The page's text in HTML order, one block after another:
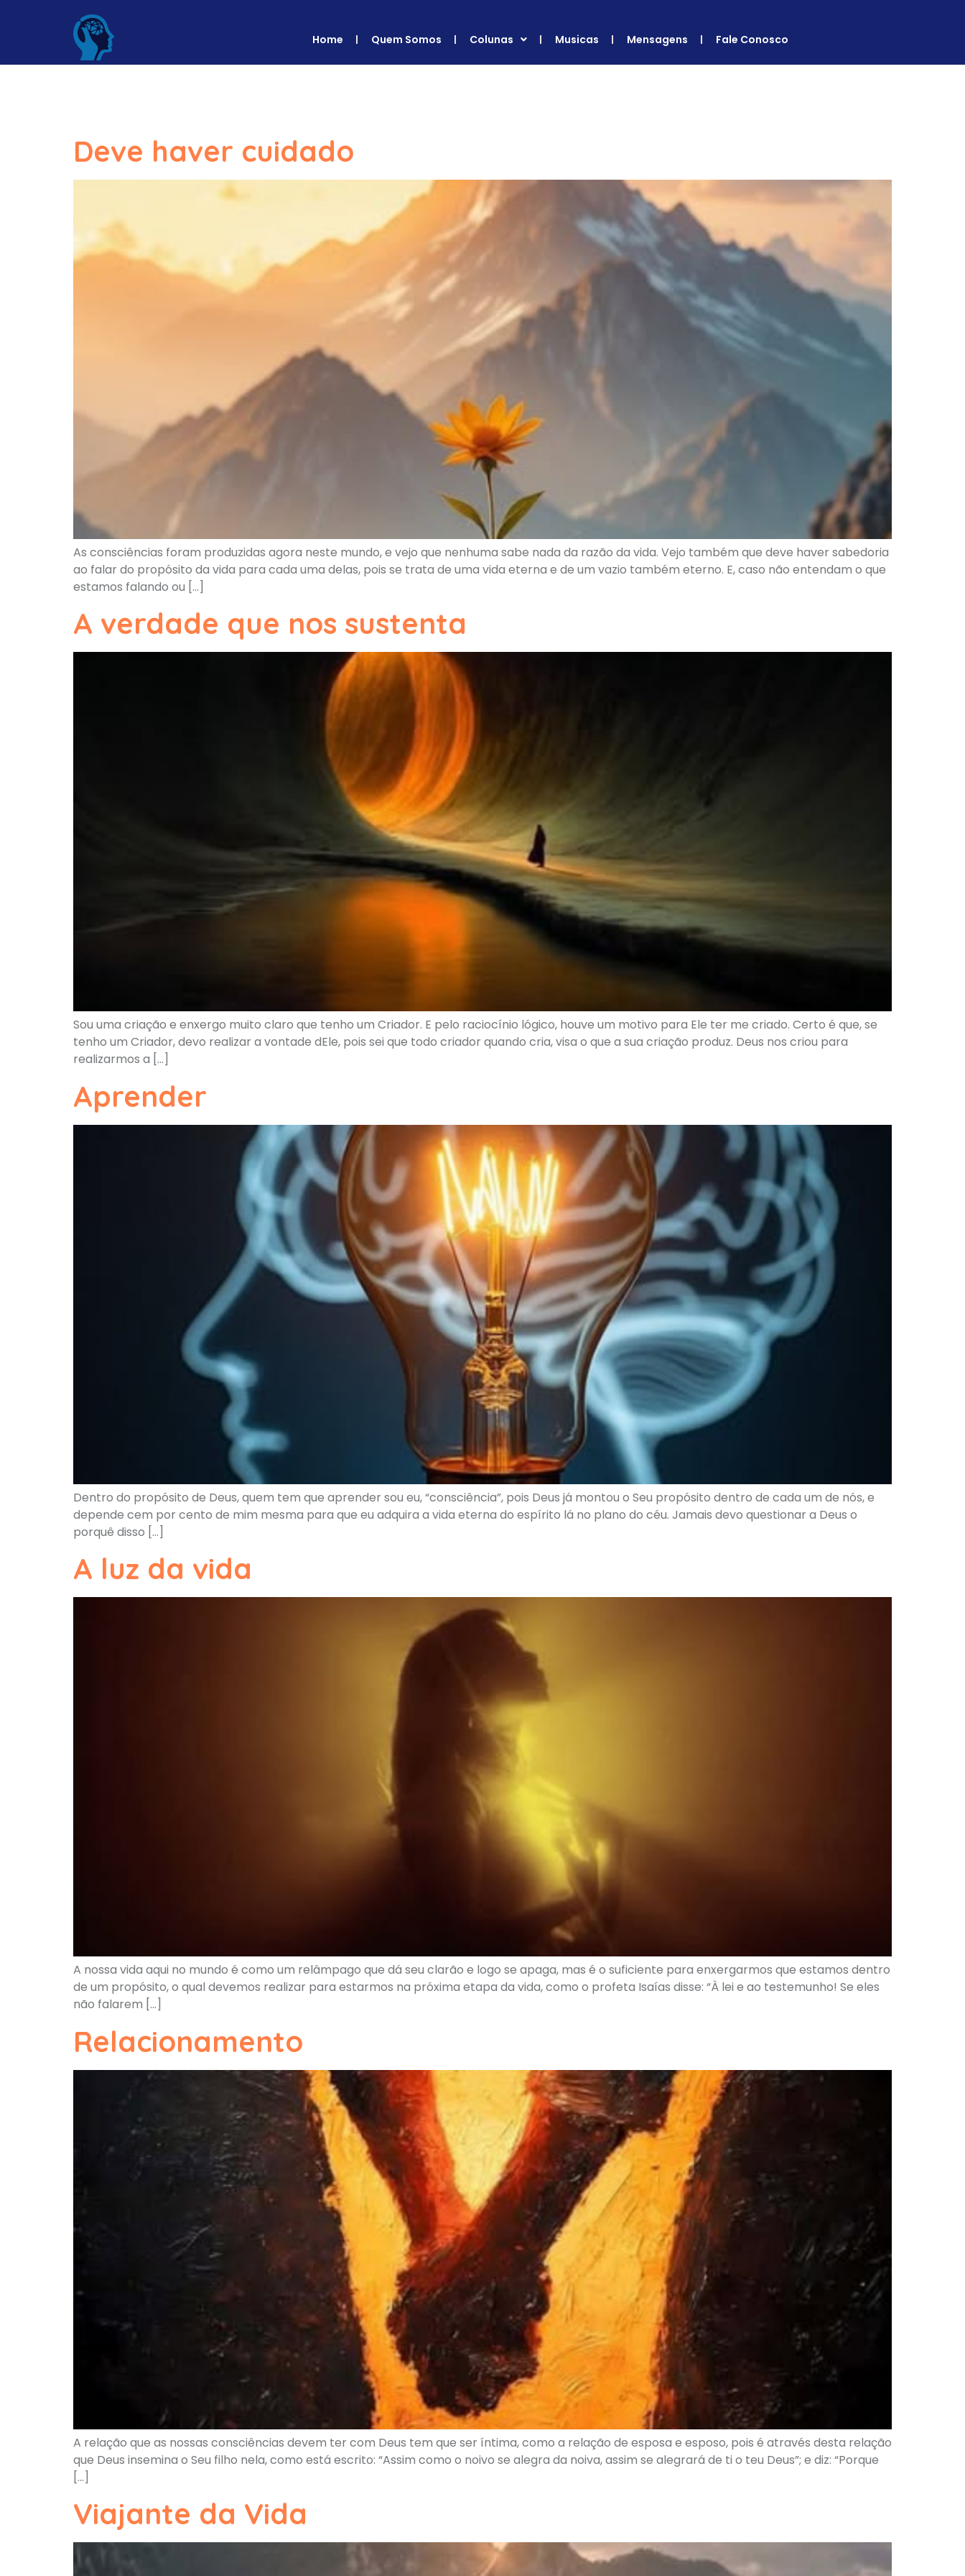
Home Quem Somos Colunas Musicas Mensagens Fale Conosco
Deve haver cuidado
As consciências foram produzidas agora neste mundo, e vejo que nenhuma sabe nada da razão da vida. Vejo também que deve haver sabedoria
ao falar do propósito da vida para cada uma delas, pois se trata de uma vida eterna e de um vazio também eterno. E, caso não entendam o que
estamos falando ou […]
A verdade que nos sustenta
Sou uma criação e enxergo muito claro que tenho um Criador. E pelo raciocínio lógico, houve um motivo para Ele ter me criado. Certo é que, se
tenho um Criador, devo realizar a vontade dEle, pois sei que todo criador quando cria, visa o que a sua criação produz. Deus nos criou para
realizarmos a […]
Aprender
Dentro do propósito de Deus, quem tem que aprender sou eu, “consciência”, pois Deus já montou o Seu propósito dentro de cada um de nós, e
depende cem por cento de mim mesma para que eu adquira a vida eterna do espírito lá no plano do céu. Jamais devo questionar a Deus o
porquê disso […]
A luz da vida
A nossa vida aqui no mundo é como um relâmpago que dá seu clarão e logo se apaga, mas é o suficiente para enxergarmos que estamos dentro
de um propósito, o qual devemos realizar para estarmos na próxima etapa da vida, como o profeta Isaías disse: “À lei e ao testemunho! Se eles
não falarem […]
Relacionamento
A relação que as nossas consciências devem ter com Deus tem que ser íntima, como a relação de esposa e esposo, pois é através desta relação
que Deus insemina o Seu filho nela, como está escrito: “Assim como o noivo se alegra da noiva, assim se alegrará de ti o teu Deus”; e diz: “Porque
[…]
Viajante da Vida